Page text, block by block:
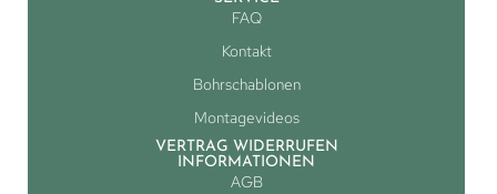
FAQ
Kontakt
Bohrschablonen
Montagevideos
VERTRAG WIDERRUFEN
INFORMATIONEN
AGB